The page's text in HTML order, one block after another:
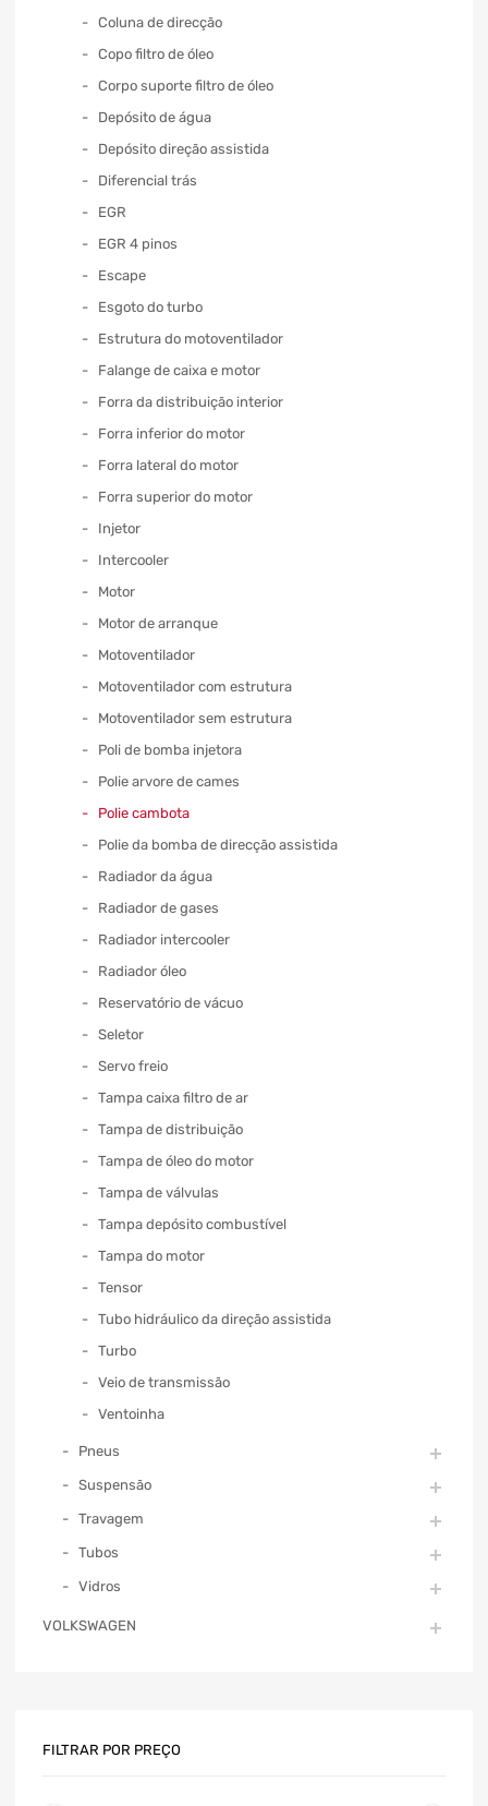
Coluna de direcção
Copo filtro de óleo
Corpo suporte filtro de óleo
Depósito de água
Depósito direção assistida
Diferencial trás
EGR
EGR 4 pinos
Escape
Esgoto do turbo
Estrutura do motoventilador
Falange de caixa e motor
Forra da distribuição interior
Forra inferior do motor
Forra lateral do motor
Forra superior do motor
Injetor
Intercooler
Motor
Motor de arranque
Motoventilador
Motoventilador com estrutura
Motoventilador sem estrutura
Poli de bomba injetora
Polie arvore de cames
Polie cambota
Polie da bomba de direcção assistida
Radiador da água
Radiador de gases
Radiador intercooler
Radiador óleo
Reservatório de vácuo
Seletor
Servo freio
Tampa caixa filtro de ar
Tampa de distribuição
Tampa de óleo do motor
Tampa de válvulas
Tampa depósito combustível
Tampa do motor
Tensor
Tubo hidráulico da direção assistida
Turbo
Veio de transmissão
Ventoinha
Pneus
Suspensão
Travagem
Tubos
Vidros
VOLKSWAGEN
FILTRAR POR PREÇO